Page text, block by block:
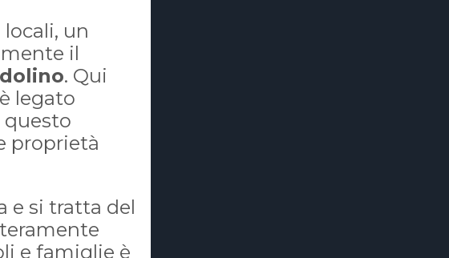
un
il
. Qui
legato
questo
proprietà
e si tratta del
e famiglie è